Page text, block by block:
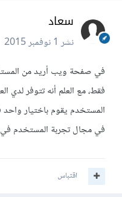
سعاد
نشر1 نوفمبر 2015
في صفحة ويب أريد من
فقط، مع العلم أنه تتوفر لدي
المستخدم يقوم باختيار
في مجال تجربة المستخدم في
اقتباس